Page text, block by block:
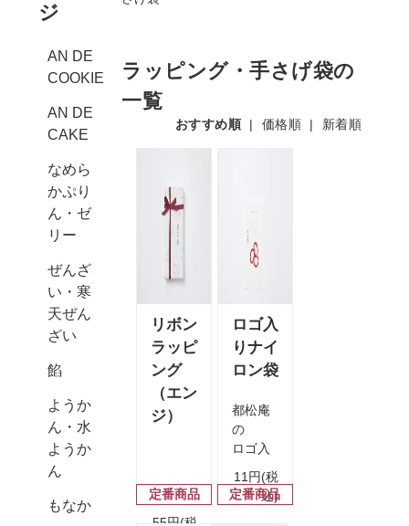
ジ
AN DE
COOKIE
AN DE
CAKE
なめら
かぷり
ん・ゼ
リー
ぜんざ
い・寒
天ぜん
ざい
餡
ようか
ん・水
ようか
ん
もなか
ラッピング・手さげ袋の
一覧
おすすめ順 | 価格順 | 新着順
リボン
ラッピ
ング
（エン
ジ）
55円(税
定番商品
ロゴ入
りナイ
ロン袋
都松庵
の
ロゴ入
ロン
袋。
11円(税
込)
定番商品